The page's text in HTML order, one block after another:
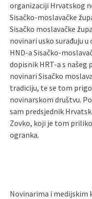
organizaciji Hrvatskog
Sisačko-moslavačke
Sisačko moslavačke
novinari usko surađuju
HND-a Sisačko-
dopisnik HRT-a s
novinari Sisačko
tradiciju, te se tom
novinarskom društvu.
sam predsjednik
Zovko, koji je tom
ogranka.
Novinarima i medijskim